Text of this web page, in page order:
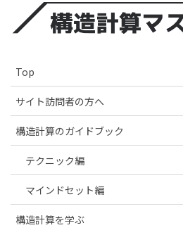
Top
サイト訪問者の方へ
構造計算のガイドブック
テクニック編
マインドセット編
構造計算を学ぶ